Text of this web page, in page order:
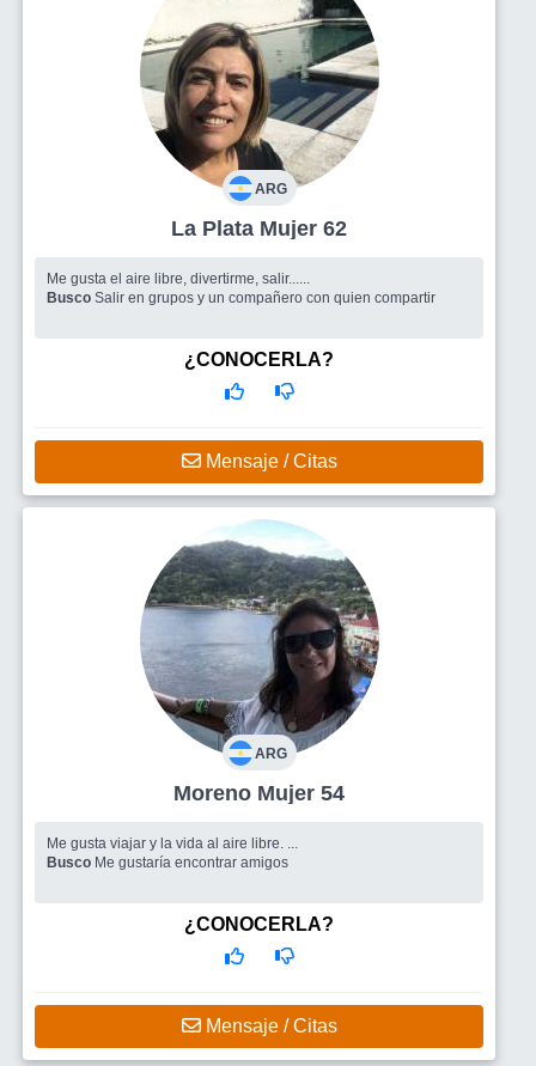
ARG
La Plata Mujer 62
Me gusta el aire libre, divertirme, salir......
Busco Salir en grupos y un compañero con quien compartir
¿CONOCERLA?
Mensaje / Citas
ARG
Moreno Mujer 54
Busco Me gustaría encontrar amigos
¿CONOCERLA?
Mensaje / Citas